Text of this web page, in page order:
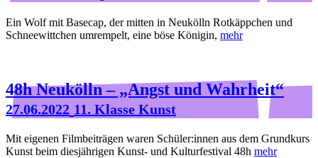
Ein Wolf mit Basecap, der mitten in Neukölln Rotkäppchen und
Schneewittchen umrempelt, eine böse Königin, mehr
48h Neukölln – „Angst und Wahrheit“
27.06.2022 11. Klasse Kunst
Mit eigenen Filmbeiträgen waren Schüler:innen aus dem Grundkurs
Kunst beim diesjährigen Kunst- und Kulturfestival 48h mehr